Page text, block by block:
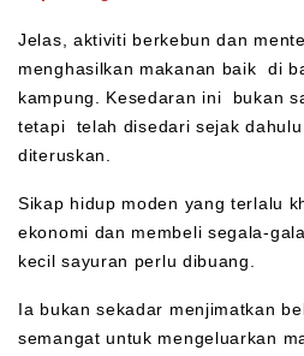
Jelas, aktiviti berkebun dan
menghasilkan makanan baik di
kampung. Kesedaran ini bukan
tetapi telah disedari sejak
diteruskan.
Sikap hidup moden yang terlalu
ekonomi dan membeli segala-
kecil sayuran perlu dibuang.
Ia bukan sekadar menjimatkan
semangat untuk mengeluarkan